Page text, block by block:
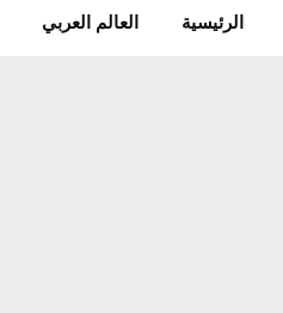
الرئيسية العالم العربي